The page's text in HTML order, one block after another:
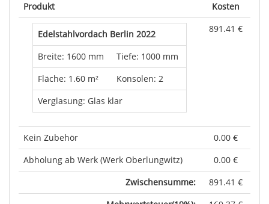
Produkt Kosten
Edelstahlvordach Berlin 2022
Breite: 1600 mm
Tiefe: 1000 mm
Fläche: 1.60 m²
Konsolen: 2
Verglasung: Glas klar
891.41 €
Kein Zubehör
0.00 €
Abholung ab Werk (Werk Oberlungwitz)
0.00 €
Zwischensumme:
891.41 €